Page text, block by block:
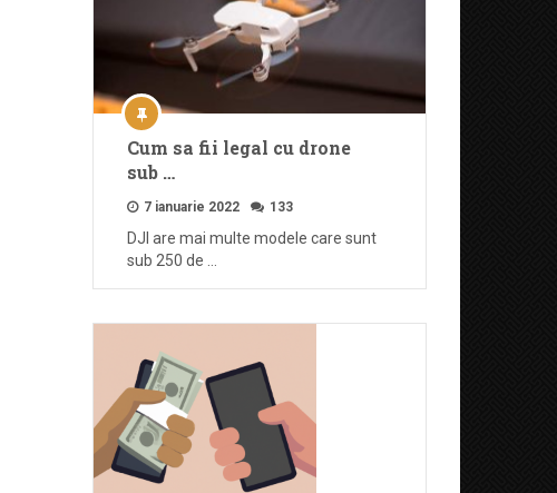
Cum sa fii legal cu drone
sub …
7 ianuarie 2022 133
DJI are mai multe modele care sunt
sub 250 de …